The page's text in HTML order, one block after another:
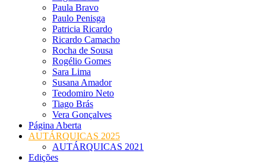
Paula Bravo
Paulo Penisga
Patricia Ricardo
Ricardo Camacho
Rocha de Sousa
Rogélio Gomes
Sara Lima
Susana Amador
Teodomiro Neto
Tiago Brás
Vera Gonçalves
Página Aberta
AUTÁRQUICAS 2025
AUTÁRQUICAS 2021
Edições